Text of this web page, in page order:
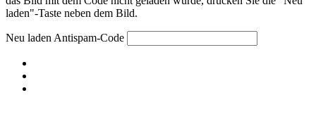
laden"-Taste neben dem Bild.
Neu laden Antispam-Code